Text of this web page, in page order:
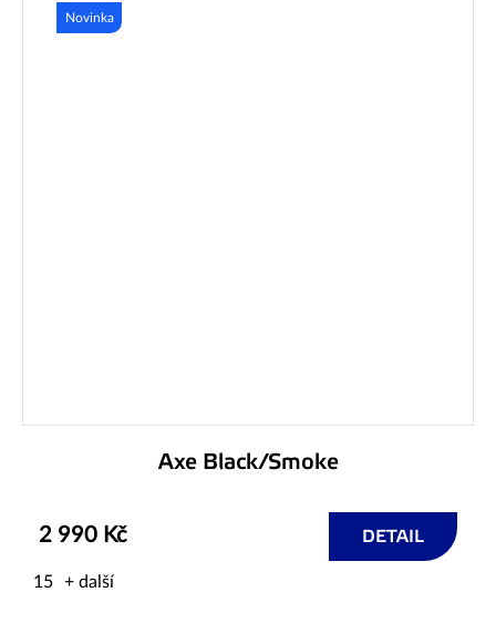
Novinka
Axe Black/Smoke
2 990 Kč DETAIL
15 + další